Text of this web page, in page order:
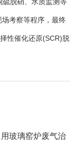
考察等程序，最终
性催化还原(SCR)脱
玻璃窑炉废气治